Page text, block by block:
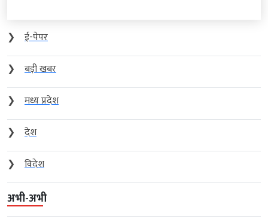
❯
ई-पेपर
❯
बड़ी खबर
❯
मध्य प्रदेश
❯
देश
❯
विदेश
अभी-अभी